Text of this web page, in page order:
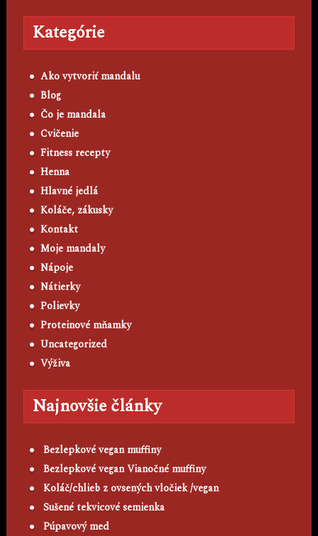
Kategórie
Ako vytvoriť mandalu
Blog
Čo je mandala
Cvičenie
Fitness recepty
Henna
Hlavné jedlá
Koláče, zákusky
Kontakt
Moje mandaly
Nápoje
Nátierky
Polievky
Proteinové mňamky
Uncategorized
Výživa
Najnovšie články
Bezlepkové vegan muffiny
Bezlepkové vegan Vianočné muffiny
Koláč/chlieb z ovsených vločiek /vegan
Sušené tekvicové semienka
Púpavový med